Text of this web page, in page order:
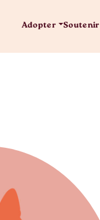
Adopter Soutenir